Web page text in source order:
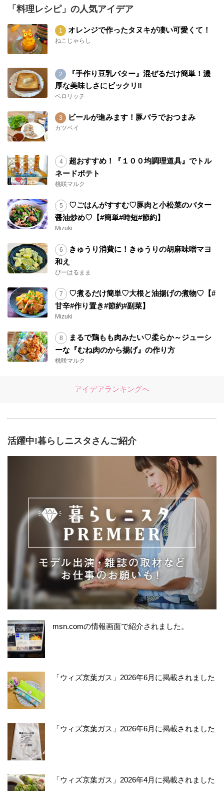
「料理レシピ」の人気アイデア
オレンジで作ったタヌキが凄い可愛くて！
ねこじゃらし
『手作り豆乳バター』混ぜるだけ簡単！濃
厚な美味しさにビックリ‼︎
ベロリッチ
ビールが進みます！豚バラでおつまみ
カツベイ
超おすすめ！『１００均調理道具』でトル
ネードポテト
桃咲マルク
♡ごはんがすすむ♡豚肉と小松菜のバター
醤油炒め♡【#簡単#時短#節約】
Mizuki
きゅうり消費に！きゅうりの胡麻味噌マヨ
和え
ぴーはるまま
♡煮るだけ簡単♡大根と油揚げの煮物♡【#
甘辛#作り置き#節約#副菜】
Mizuki
まるで鶏もも肉みたい♡柔らか～ジューシ
ーな『むね肉のから揚げ』の作り方
桃咲マルク
アイデアランキングへ
活躍中!暮らしニスタさんご紹介
msn.comの情報画面で紹介されました。
「ウィズ京葉ガス」2026年6月に掲載されました
「ウィズ京葉ガス」2026年6月に掲載されました
「ウィズ京葉ガス」2026年4月に掲載されました